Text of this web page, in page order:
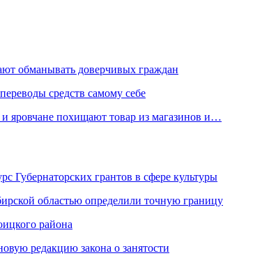
обманывать доверчивых граждан
средств самому себе
яровчане похищают товар из магазинов и…
Губернаторских грантов в сфере культуры
областью определили точную границу
района
редакцию закона о занятости